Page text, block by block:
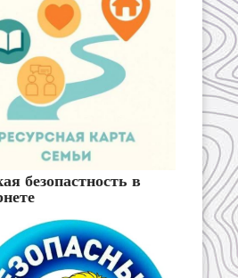
безопастность в